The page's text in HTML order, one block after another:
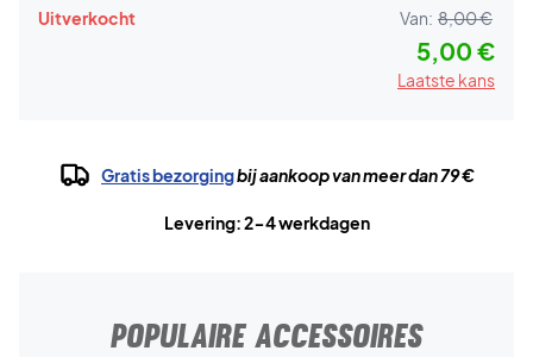
Uitverkocht Van: 8,00 €
5,00 €
Laatste kans
Gratis bezorgingbij aankoop van meer dan 79 €
Levering: 2-4 werkdagen
POPULAIRE ACCESSOIRES